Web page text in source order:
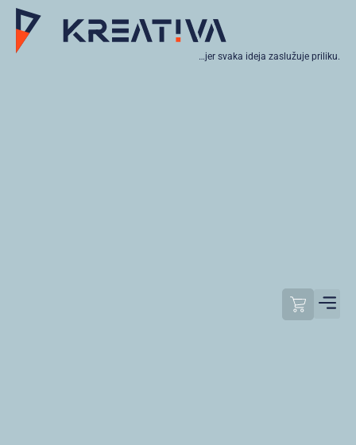
…jer svaka ideja zaslužuje priliku.